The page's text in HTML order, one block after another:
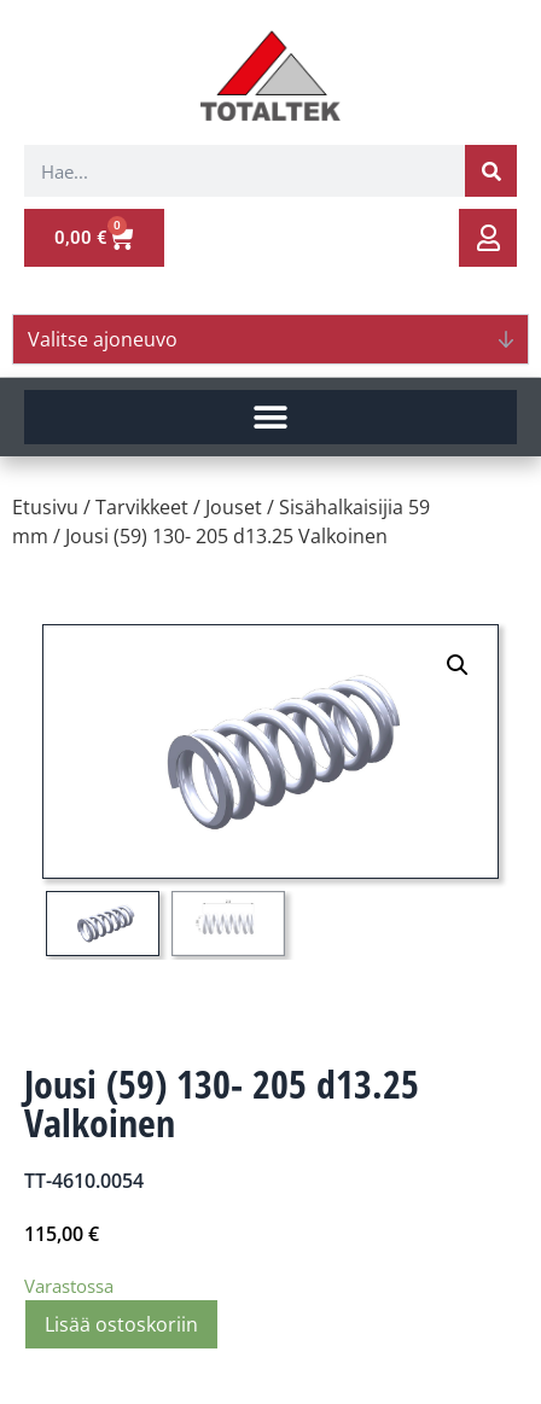
0,00 €
0
Valitse ajoneuvo
Etusivu /Tarvikkeet/ Jouset/Sisähalkaisijia 59
mm / Jousi (59) 130- 205 d13.25 Valkoinen
Jousi (59) 130- 205 d13.25
Valkoinen
TT-4610.0054
115,00€
Varastossa
Lisää ostoskoriin